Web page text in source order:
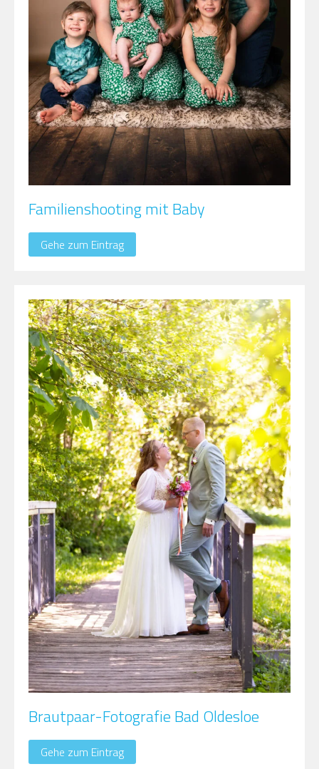
Familienshooting mit Baby
Gehe zum Eintrag
Brautpaar-Fotografie Bad Oldesloe
Gehe zum Eintrag